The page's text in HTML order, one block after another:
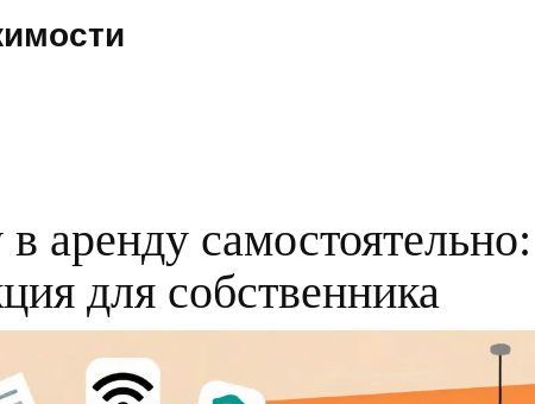
аренду самостоятельно:
для собственника